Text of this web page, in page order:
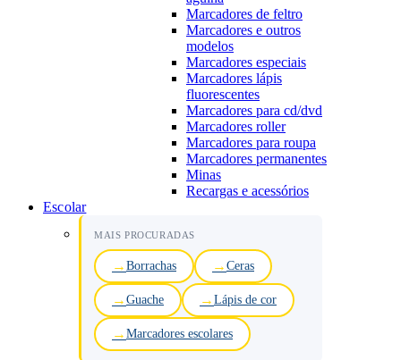
Marcadores de feltro
Marcadores e outros
modelos
Marcadores especiais
Marcadores lápis
fluorescentes
Marcadores para cd/dvd
Marcadores roller
Marcadores para roupa
Marcadores permanentes
Minas
Recargas e acessórios
Escolar
MAIS PROCURADAS
Borrachas Ceras
Guache Lápis de cor
Marcadores escolares